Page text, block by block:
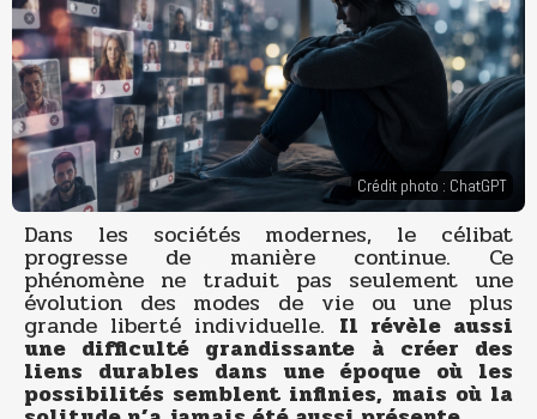
Crédit photo : ChatGPT
Dans les sociétés modernes, le célibat
progresse de manière continue. Ce
phénomène ne traduit pas seulement une
évolution des modes de vie ou une plus
grande liberté individuelle. Il révèle aussi
une difficulté grandissante à créer des
liens durables dans une époque où les
possibilités semblent infinies, mais où la